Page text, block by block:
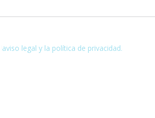
aviso legal y la política de privacidad.